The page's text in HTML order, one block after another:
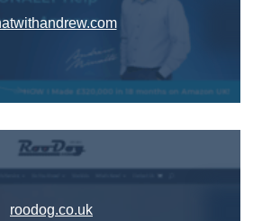
roodog.co.uk